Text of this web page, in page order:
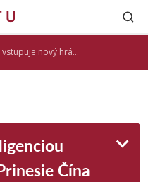
Čína revolúciu v AI? [istream.sk]
Čína